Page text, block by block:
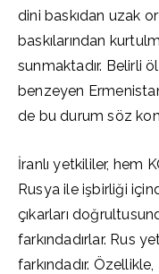
dini baskıdan uzak
baskılarından
sunmaktadır. Belirli
benzeyen
de bu durum söz
İranlı yetkililer, hem
Rusya ile işbirliği
çıkarları
farkındadırlar. Rus
farkındadır.